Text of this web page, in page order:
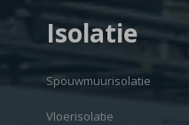
Isolatie
Spouwmuurisolatie
Vloerisolatie